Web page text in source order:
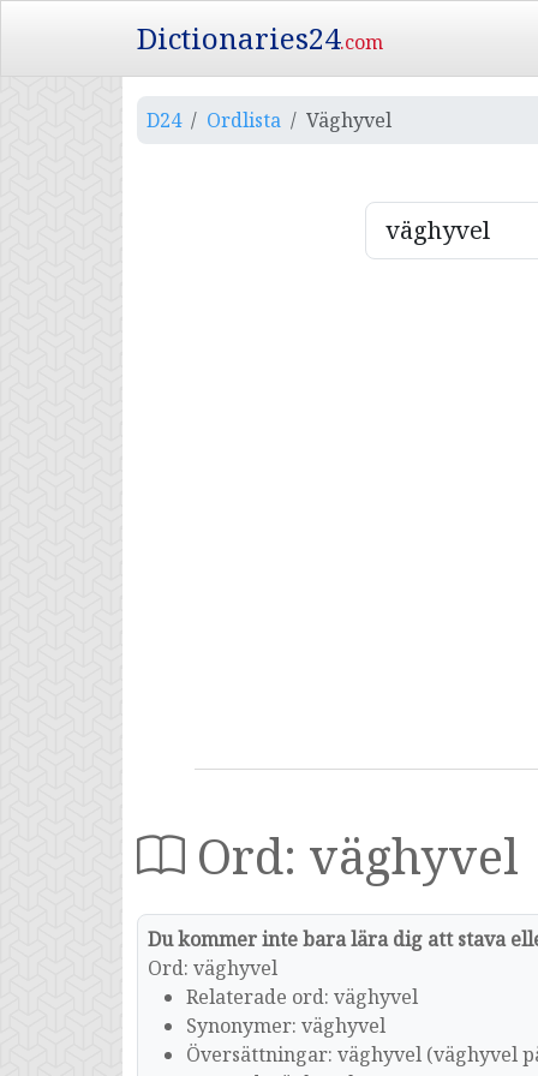
Dictionaries24.com
D24 Ordlista Väghyvel
Ord: väghyvel
Du kommer inte bara lära dig att stava
Ord: väghyvel
Relaterade ord: väghyvel
Synonymer: väghyvel
Översättningar: väghyvel (väghyvel